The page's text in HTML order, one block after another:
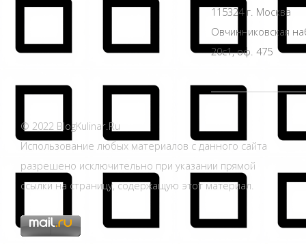
115324 г. Москва
Овчинниковская
20с1, оф. 475
© 2022 BlogKulinar.Ru
Использование любых материалов с данного сайта
разрешено исключительно при указании прямой
ссылки на страницу, содержащую этот материал.